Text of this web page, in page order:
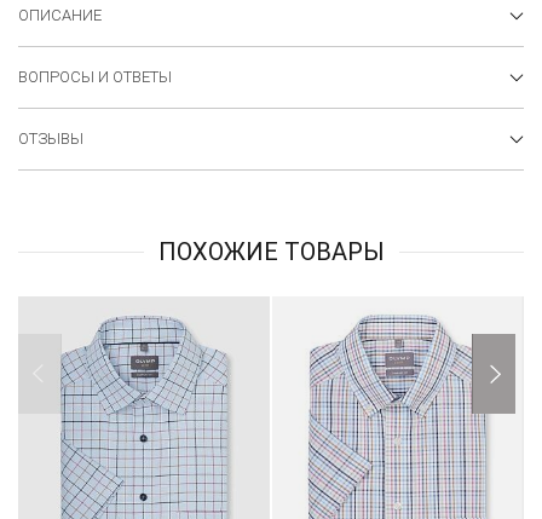
ОПИСАНИЕ
ВОПРОСЫ И ОТВЕТЫ
ОТЗЫВЫ
ПОХОЖИЕ ТОВАРЫ